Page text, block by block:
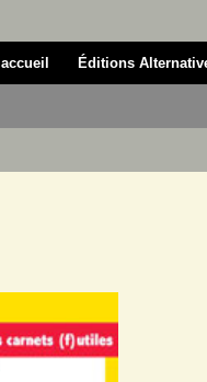
accueil Éditions